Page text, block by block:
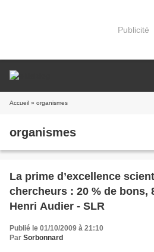
Publicité
Accueil » organismes
organismes
La prime d’excellence
chercheurs : 20 % de bons,
Henri Audier - SLR
Publié le 01/10/2009 à 21:10
Par Sorbonnard